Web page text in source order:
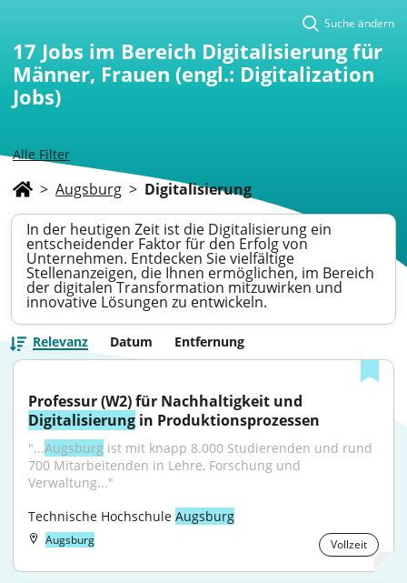
Alle Filter
Suche ändern
17 Jobs im Bereich Digitalisierung für
Männer, Frauen (engl.: Digitalization
Jobs)
> Augsburg > Digitalisierung
In der heutigen Zeit ist die Digitalisierung ein
entscheidender Faktor für den Erfolg von
Unternehmen. Entdecken Sie vielfältige
Stellenanzeigen, die Ihnen ermöglichen, im Bereich
der digitalen Transformation mitzuwirken und
innovative Lösungen zu entwickeln.
Relevanz Datum Entfernung
Digitalisierung in Produktionsprozessen
"...Augsburg ist mit knapp 8.000 Studierenden und rund
700 Mitarbeitenden in Lehre, Forschung und
Verwaltung..."
Technische Hochschule Augsburg
Augsburg Vollzeit